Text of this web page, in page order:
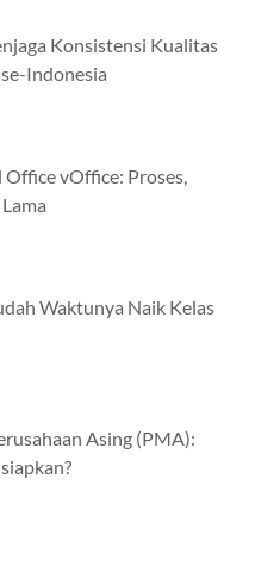
Konsistensi Kualitas
Indonesia
vOffice: Proses,
Waktunya Naik Kelas
Asing (PMA):